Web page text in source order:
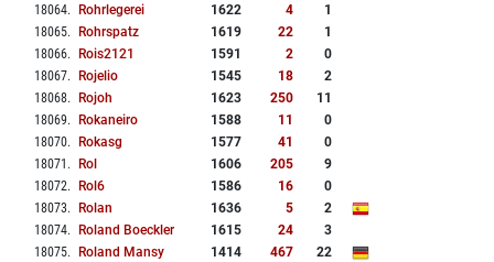
18064. Rohrlegerei 1622 4
1
18065. Rohrspatz 1619 22
1
18066. Rois2121 1591 2
0
18067. Rojelio 1545 18
2
18068. Rojoh 1623 250
11
18069. Rokaneiro 1588 11
0
18070. Rokasg 1577 41
0
18071 . Rol 1606 205
9
18072. Rol6 1586 16
0
18073. Rolan 1636 5
2
18074. Roland Boeckler 1615 24
3
18075. Roland Mansy 1414 467 22